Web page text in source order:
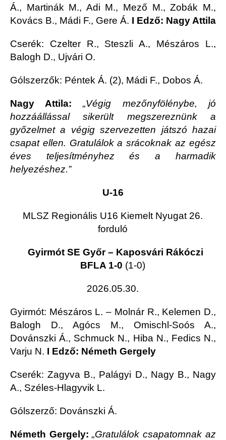
Á., Martinák M., Adi M., Mező M., Zobák M.,
Kovács B., Mádi F., Gere Á. I Edző: Nagy Attila
Cserék: Czelter R., Steszli A., Mészáros L.,
Balogh D., Ujvári O.
Gólszerzők: Péntek Á. (2), Mádi F., Dobos Á.
Nagy Attila:
„Végig mezőnyfölénybe, jó
hozzáállással sikerült megszereznünk a
győzelmet a végig szervezetten játszó hazai
csapat ellen. Gratulálok a srácoknak az egész
éves teljesítményhez és a harmadik
helyezéshez.”
U-16
MLSZ Regionális U16 Kiemelt Nyugat 26.
forduló
Gyirmót SE Győr – Kaposvári Rákóczi
BFLA 1-0 (1-0)
2026.05.30.
Gyirmót: Mészáros L. – Molnár R., Kelemen D.,
Balogh D., Agócs M., Omischl-Soós A.,
Dovánszki Á., Schmuck N., Hiba N., Fedics N.,
Varju N. I Edző: Németh Gergely
Cserék: Zagyva B., Palágyi D., Nagy B., Nagy
A., Széles-Hlagyvik L.
Gólszerző: Dovánszki Á.
Németh Gergely:„Gratulálok csapatomnak az